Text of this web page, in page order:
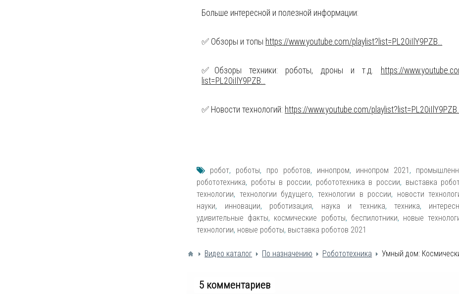
Больше интересной и полезной информации:
✅ Обзоры и топы https://www.youtube.com/playlist?list=PL20iIlY9PZB...
✅Обзоры техники: роботы, дроны и т.д.
https://
list=PL20iIlY9PZB...
✅ Новости технологий: https://www.youtube.com/playlist?list=PL20iIlY9PZB...
робот, роботы, про роботов, иннопром, иннопром 2021 ,
робототехника, роботы в россии, робототехника в россии, выставка
технологии, технологии будущего, технологии в россии, новости
науки, инновации, роботизация, наука и техника,техника,
удивительные факты, космические роботы, беспилотники, новые
технологии, новые роботы, выставка роботов 2021
Видео каталог По назначению Робототехника Умный дом:
5 комментариев